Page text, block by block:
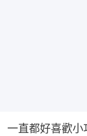
一直都好喜歡